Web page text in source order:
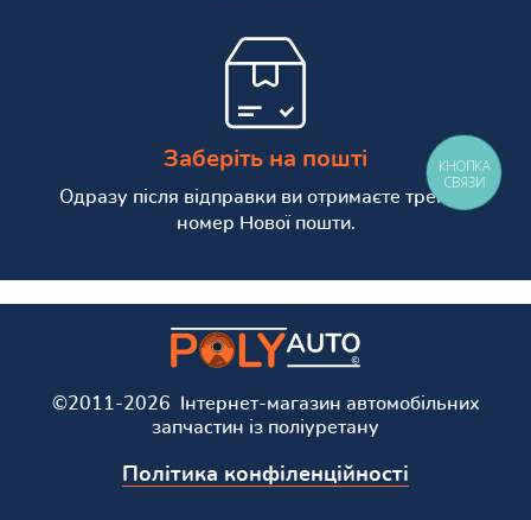
Заберіть на пошті
Одразу після відправки ви отримаєте трекінг
номер Нової пошти.
©2011-2026 Інтернет-магазин автомобільних
запчастин із поліуретану
Політика конфіленційності
КНОПКА
СВЯЗИ